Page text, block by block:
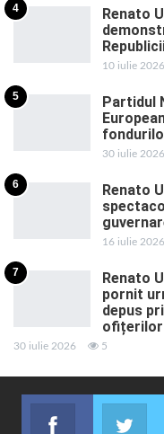
4
Renato
10 iulie 2026
5
Partidul
30 iulie 2026
6
Renato
16 iulie 2026
7
Renato
pornit
depus
ofițerilor
30 iulie 2026 5
Facebook